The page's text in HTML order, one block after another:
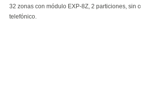
32 zonas con módulo EXP-8Z, 2 particiones, sin
telefónico.